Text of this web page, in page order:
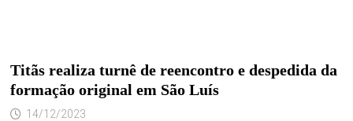
Titãs realiza turnê de reencontro e despedida da
formação original em São Luís
14/12/2023